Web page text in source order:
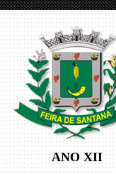
ANO XII